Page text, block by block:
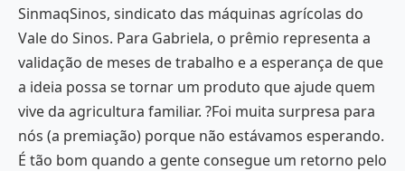
SinmaqSinos, sindicato das máquinas agrícolas do
Vale do Sinos. Para Gabriela, o prêmio representa a
validação de meses de trabalho e a esperança de que
a ideia possa se tornar um produto que ajude quem
vive da agricultura familiar. ?Foi muita surpresa para
nós (a premiação) porque não estávamos esperando.
É tão bom quando a gente consegue um retorno pelo